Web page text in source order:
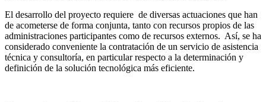
El desarrollo del proyecto requiere de diversas actuaciones que han
de acometerse de forma conjunta, tanto con recursos propios de las
administraciones participantes como de recursos externos. Así, se ha
considerado conveniente la contratación de un servicio de asistencia
técnica y consultoría, en particular respecto a la determinación y
definición de la solución tecnológica más eficiente.